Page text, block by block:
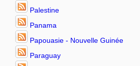
Palestine
Panama
Papouasie - Nouvelle Guinée
Paraguay